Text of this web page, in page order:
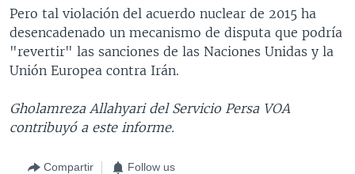
Pero tal violación del acuerdo nuclear de 2015 ha
desencadenado un mecanismo de disputa que podría
"revertir" las sanciones de las Naciones Unidas y la
Unión Europea contra Irán.
Gholamreza Allahyari del Servicio Persa VOA
contribuyó a este informe.
Compartir Follow us